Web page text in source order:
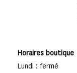
Horaires boutique
Lundi : fermé